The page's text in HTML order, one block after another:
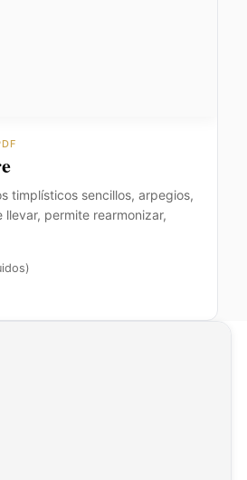
timplísticos sencillos, arpegios,
llevar, permite rearmonizar,